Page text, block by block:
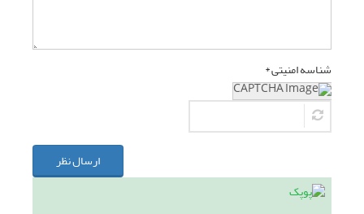
شناسه امنیتی *
ارسال نظر